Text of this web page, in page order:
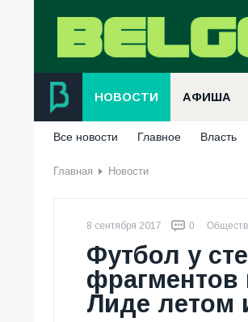
НОВОСТИ АФИША
Все новости Главное Власть
Главная Новости
8 сентября 2017 0
Футбол у
фрагментов
Лиде летом